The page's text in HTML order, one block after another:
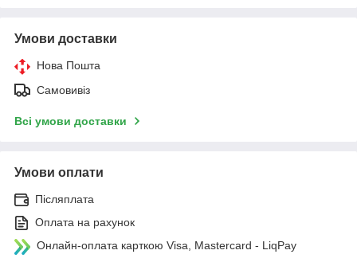
Умови доставки
Нова Пошта
Самовивіз
Всі умови доставки
Умови оплати
Післяплата
Оплата на рахунок
Онлайн-оплата карткою Visa, Mastercard - LiqPay